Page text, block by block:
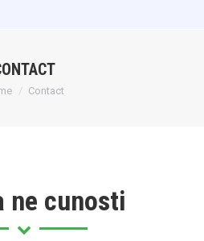
are here:
Contact
ne cunosti